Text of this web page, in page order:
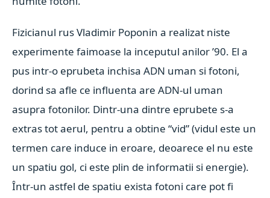
Fizicianul rus Vladimir Poponin a realizat niste
experimente faimoase la inceputul anilor ’90. El a
pus intr-o eprubeta inchisa ADN uman si fotoni,
dorind sa afle ce influenta are ADN-ul uman
asupra fotonilor. Dintr-una dintre eprubete s-a
extras tot aerul, pentru a obtine “vid” (vidul este un
termen care induce in eroare, deoarece el nu este
un spatiu gol, ci este plin de informatii si energie).
Într-un astfel de spatiu exista fotoni care pot fi